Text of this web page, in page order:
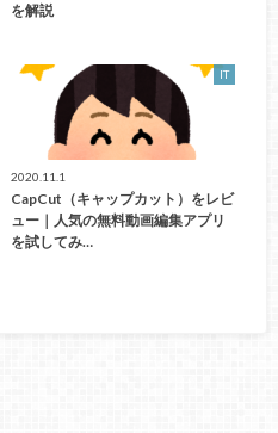
を解説
IT
2020.11.1
CapCut（キャップカット）をレビ
ュー｜人気の無料動画編集アプリ
を試してみ…